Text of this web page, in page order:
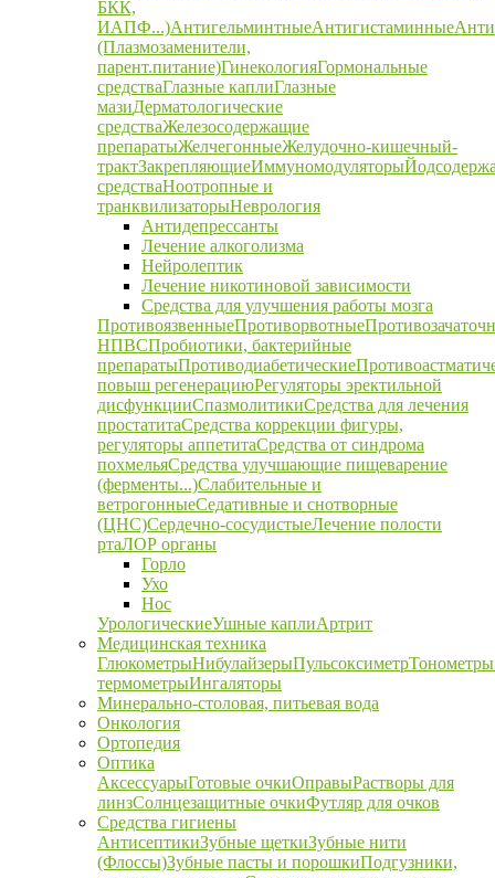
БКК,
ИАПФ...)АнтигельминтныеАнтигистаминные
(Плазмозаменители,
парент.питание)ГинекологияГормональные
средстваГлазные каплиГлазные
мазиДерматологические
средстваЖелезосодержащие
препаратыЖелчегонныеЖелудочно-кишечный-
трактЗакрепляющиеИммуномодуляторы
средстваНоотропные и
транквилизаторыНеврология
Антидепрессанты
Лечение алкоголизма
Нейролептик
Лечение никотиновой зависимости
Средства для улучшения работы мозга
ПротивоязвенныеПротиворвотные
НПВСПробиотики, бактерийные
препаратыПротиводиабетические
повыш регенерациюРегуляторы эректильной
дисфункцииСпазмолитикиСредства для лечения
простатитаСредства коррекции фигуры,
регуляторы аппетитаСредства от синдрома
похмельяСредства улучшающие пищеварение
(ферменты...)Слабительные и
ветрогонныеСедативные и снотворные
(ЦНС)Сердечно-сосудистыеЛечение полости
ртаЛОР органы
Горло
Ухо
Нос
УрологическиеУшные каплиАртрит
Медицинская техника
ГлюкометрыНибулайзерыПульсоксиметрТонометры
термометрыИнгаляторы
Минерально-столовая, питьевая вода
Онкология
Ортопедия
Оптика
АксессуарыГотовые очкиОправыРастворы для
линзСолнцезащитные очкиФутляр для очков
Средства гигиены
АнтисептикиЗубные щеткиЗубные нити
(Флоссы)Зубные пасты и порошкиПодгузники,